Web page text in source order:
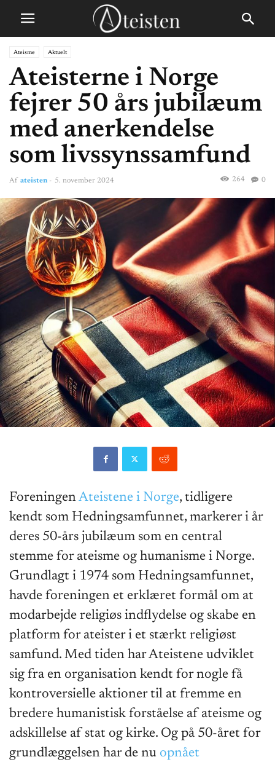
Ateisme Aktuelt
Ateisterne i Norge
fejrer 50 års jubilæum
med anerkendelse
som livssynssamfund
Af ateisten - 5. november 2024 0
264
ForeningenAteistene i Norge, tidligere
kendt som Hedningsamfunnet, markerer i år
deres 50-års jubilæum som en central
stemme for ateisme og humanisme i Norge.
Grundlagt i 1974 som Hedningsamfunnet,
havde foreningen et erklæret formål om at
modarbejde religiøs indflydelse og skabe en
platform for ateister i et stærkt religiøst
samfund. Med tiden har Ateistene udviklet
sig fra en organisation kendt for nogle få
kontroversielle aktioner til at fremme en
bredere humanistisk forståelse af ateisme og
adskillelse af stat og kirke. Og på 50-året for
grundlæggelsen har de nu opnået